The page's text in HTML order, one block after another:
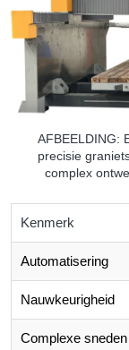
AFBEELDING:
precisie
complex
Kenmerk
Automatisering
Nauwkeurigheid
Complexe sneden